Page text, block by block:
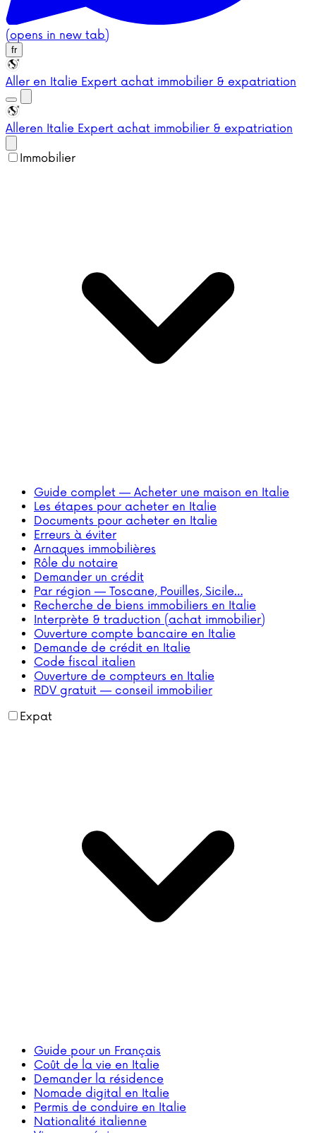
(opens in new tab)
fr
Aller en Italie Expert achat immobilier & expatriation
Alleren Italie Expert achat immobilier & expatriation
Immobilier
Guide complet — Acheter une maison en Italie
Les étapes pour acheter en Italie
Documents pour acheter en Italie
Erreurs à éviter
Arnaques immobilières
Rôle du notaire
Demander un crédit
Par région — Toscane, Pouilles, Sicile…
Recherche de biens immobiliers en Italie
Interprète & traduction (achat immobilier)
Ouverture compte bancaire en Italie
Demande de crédit en Italie
Code fiscal italien
Ouverture de compteurs en Italie
RDV gratuit — conseil immobilier
Expat
Guide pour un Français
Coût de la vie en Italie
Demander la résidence
Nomade digital en Italie
Permis de conduire en Italie
Nationalité italienne